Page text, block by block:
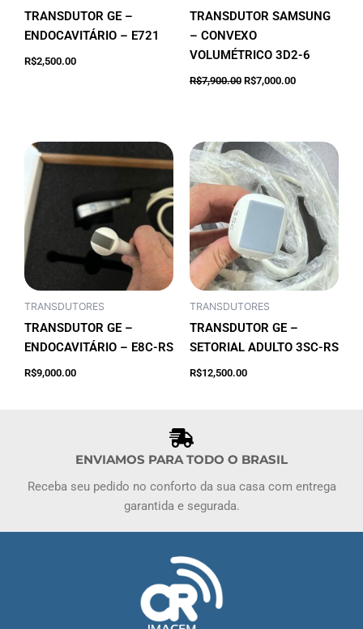
TRANSDUTOR GE –
ENDOCAVITÁRIO – E721
R$2,500.00
TRANSDUTOR SAMSUNG
– CONVEXO
VOLUMÉTRICO 3D2-6
R$7,900.00 R$7,000.00
TRANSDUTORES
TRANSDUTOR GE –
ENDOCAVITÁRIO – E8C-RS
R$9,000.00
TRANSDUTORES
TRANSDUTOR GE –
SETORIAL ADULTO 3SC-RS
R$12,500.00
ENVIAMOS PARA TODO O BRASIL
Receba seu pedido no conforto da sua casa com entrega
garantida e segurada.